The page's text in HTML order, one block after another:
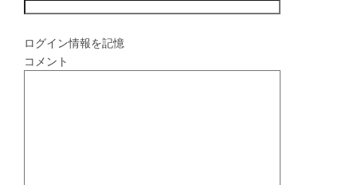
ログイン情報を記憶
コメント